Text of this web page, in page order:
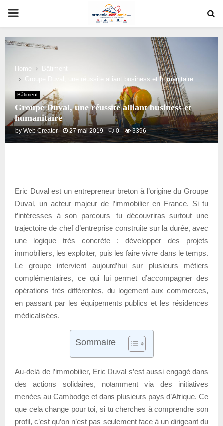
PRIMARY
MENU
Home
Bâtiment
Groupe Duval, une réussite alliant business et humanitaire
Bâtiment
Groupe Duval, une réussite alliant business et
humanitaire
by Web Creator 27 mai 2019 0 3396
Eric Duval est un entrepreneur breton à l’origine du Groupe
Duval, un acteur majeur de l’immobilier en France. Si tu
t’intéresses à son parcours, tu découvriras surtout une
trajectoire de chef d’entreprise construite sur la durée, avec
une logique très concrète : développer des projets
immobiliers, les exploiter, puis les faire vivre dans le temps.
Le groupe intervient aujourd’hui sur plusieurs métiers
complémentaires, ce qui lui permet d’accompagner des
opérations très différentes, du logement aux commerces,
en passant par les équipements publics et les résidences
médicalisées.
Sommaire
Au-delà de l’immobilier, Eric Duval s’est aussi engagé dans
des actions solidaires, notamment via des initiatives
menées au Cambodge et dans plusieurs pays d’Afrique. Ce
que cela change pour toi, si tu cherches à comprendre son
profil, c’est qu’on n’est pas seulement face à un dirigeant du